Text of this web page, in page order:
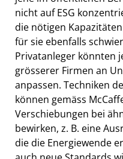
nicht auf ESG
die nötigen
für sie ebenfalls
Privatanleger könnten
grösserer Firmen an
anpassen. Techniken
können gemäss
Verschiebungen bei
bewirken, z. B. eine
die die Energiewende